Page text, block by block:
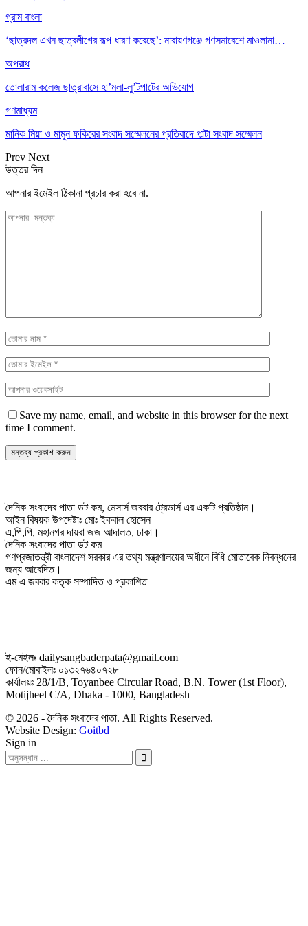
গ্রাম বাংলা
‘ছাত্রদল এখন ছাত্রলীগের রূপ ধারণ করেছে’: নারায়ণগঞ্জে গণসমাবেশে মাওলানা…
অপরাধ
তোলারাম কলেজ ছাত্রাবাসে হা’মলা-লু’টপাটের অভিযোগ
গণমাধ্যম
মানিক মিয়া ও মামুন ফকিরের সংবাদ সম্মেলনের প্রতিবাদে পাল্টা সংবাদ সম্মেলন
Prev Next
উত্তর দিন
আপনার ইমেইল ঠিকানা প্রচার করা হবে না.
Save my name, email, and website in this browser for the next
time I comment.
দৈনিক সংবাদের পাতা ডট কম, মেসার্স জববার ট্রেডার্স এর একটি প্রতিষ্ঠান।
আইন বিষয়ক উপদেষ্টাঃ মোঃ ইকবাল হোসেন
এ,পি,পি, মহানগর দায়রা জজ আদালত, ঢাকা।
দৈনিক সংবাদের পাতা ডট কম
গণপ্রজাতন্ত্রী বাংলাদেশ সরকার এর তথ্য মন্ত্রণালয়ের অধীনে বিধি মোতাবেক নিবন্ধনের
জন্য আবেদিত।
এম এ জববার কতৃক সম্পাদিত ও প্রকাশিত
ই-মেইলঃ dailysangbaderpata@gmail.com
ফোন/মোবাইলঃ ০১৩২৭৬৪০৭২৮
কার্যালয়ঃ 28/1/B, Toyanbee Circular Road, B.N. Tower (1st Floor),
Motijheel C/A, Dhaka - 1000, Bangladesh
© 2026 - দৈনিক সংবাদের পাতা. All Rights Reserved.
Website Design: Goitbd
Sign in